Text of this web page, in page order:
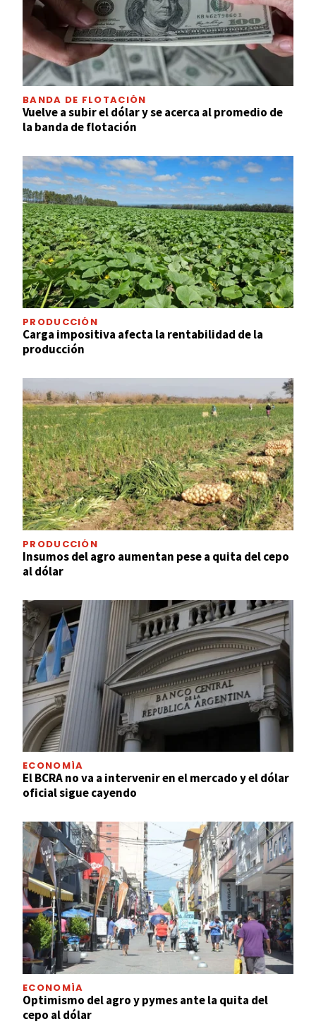
BANDA DE FLOTACIÓN
Vuelve a subir el dólar y se acerca al promedio de
la banda de flotación
PRODUCCIÓN
Carga impositiva afecta la rentabilidad de la
producción
PRODUCCIÓN
Insumos del agro aumentan pese a quita del cepo
al dólar
ECONOMÍA
El BCRA no va a intervenir en el mercado y el dólar
oficial sigue cayendo
ECONOMÍA
Optimismo del agro y pymes ante la quita del
cepo al dólar